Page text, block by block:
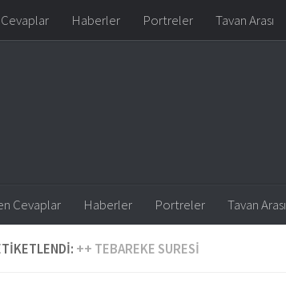
Haberler Portreler Tavan Arası
Cevaplar Haberler Portreler Tavan Arası
++ TEBAREKE SURESI